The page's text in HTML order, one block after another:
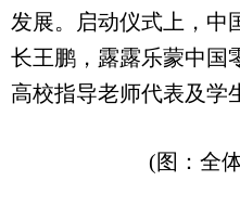
发展。启动仪式上，中
长王鹏，露露乐蒙中国
高校指导老师代表及学
(图：全体